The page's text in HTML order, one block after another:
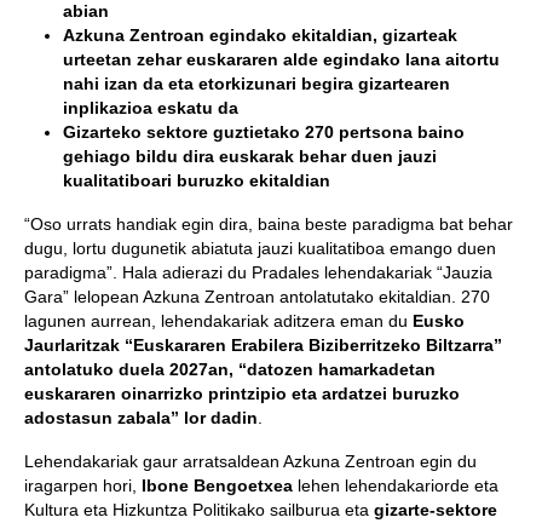
abian
Azkuna Zentroan egindako ekitaldian, gizarteak
urteetan zehar euskararen alde egindako lana aitortu
nahi izan da eta etorkizunari begira gizartearen
inplikazioa eskatu da
Gizarteko sektore guztietako 270 pertsona baino
gehiago bildu dira euskarak behar duen jauzi
kualitatiboari buruzko ekitaldian
“Oso urrats handiak egin dira, baina beste paradigma bat behar
dugu, lortu dugunetik abiatuta jauzi kualitatiboa emango duen
paradigma”. Hala adierazi du Pradales lehendakariak “Jauzia
Gara” lelopean Azkuna Zentroan antolatutako ekitaldian. 270
lagunen aurrean, lehendakariak aditzera eman du Eusko
Jaurlaritzak “Euskararen Erabilera Biziberritzeko Biltzarra”
antolatuko duela 2027an, “datozen hamarkadetan
euskararen oinarrizko printzipio eta ardatzei buruzko
adostasun zabala” lor dadin
Lehendakariak gaur arratsaldean Azkuna Zentroan egin du
iragarpen hori, Ibone Bengoetxea lehen lehendakariorde eta
Kultura eta Hizkuntza Politikako sailburua eta gizarte-sektore